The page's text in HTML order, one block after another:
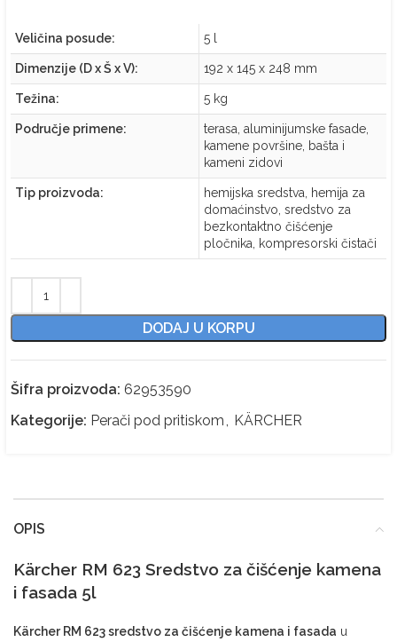
Veličina posude: 5 l
Dimenzije (D x Š x V): 192 x 145 x 248 mm
Težina: 5 kg
Područje primene:
terasa, aluminijumske fasade,
kamene površine, bašta i
kameni zidovi
Tip proizvoda:
hemijska sredstva, hemija za
domaćinstvo, sredstvo za
bezkontaktno čišćenje
pločnika, kompresorski čistači
DODAJ U KORPU
Šifra proizvoda: 62953590
Kategorije: Perači pod pritiskom, KÄRCHER
OPIS
Kärcher RM 623 Sredstvo za čišćenje kamena
i fasada 5l
Kärcher RM 623 sredstvo za čišćenje kamena i fasada u